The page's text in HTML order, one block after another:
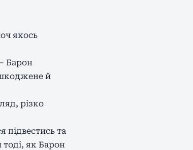
якось
Барон
й
різко
підвестись та
тоді, як Барон